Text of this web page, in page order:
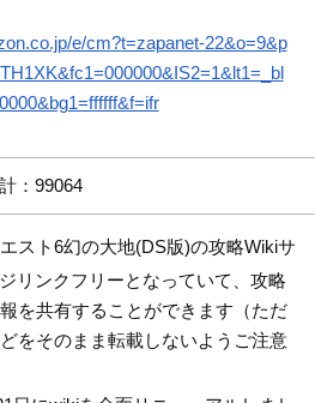
e/cm?t=zapanet-22&o=9&p
：99064
スト6幻の大地(DS版)の攻略Wikiサ
リンクフリーとなっていて、攻略
を共有することができます（ただ
をそのまま転載しないようご注意